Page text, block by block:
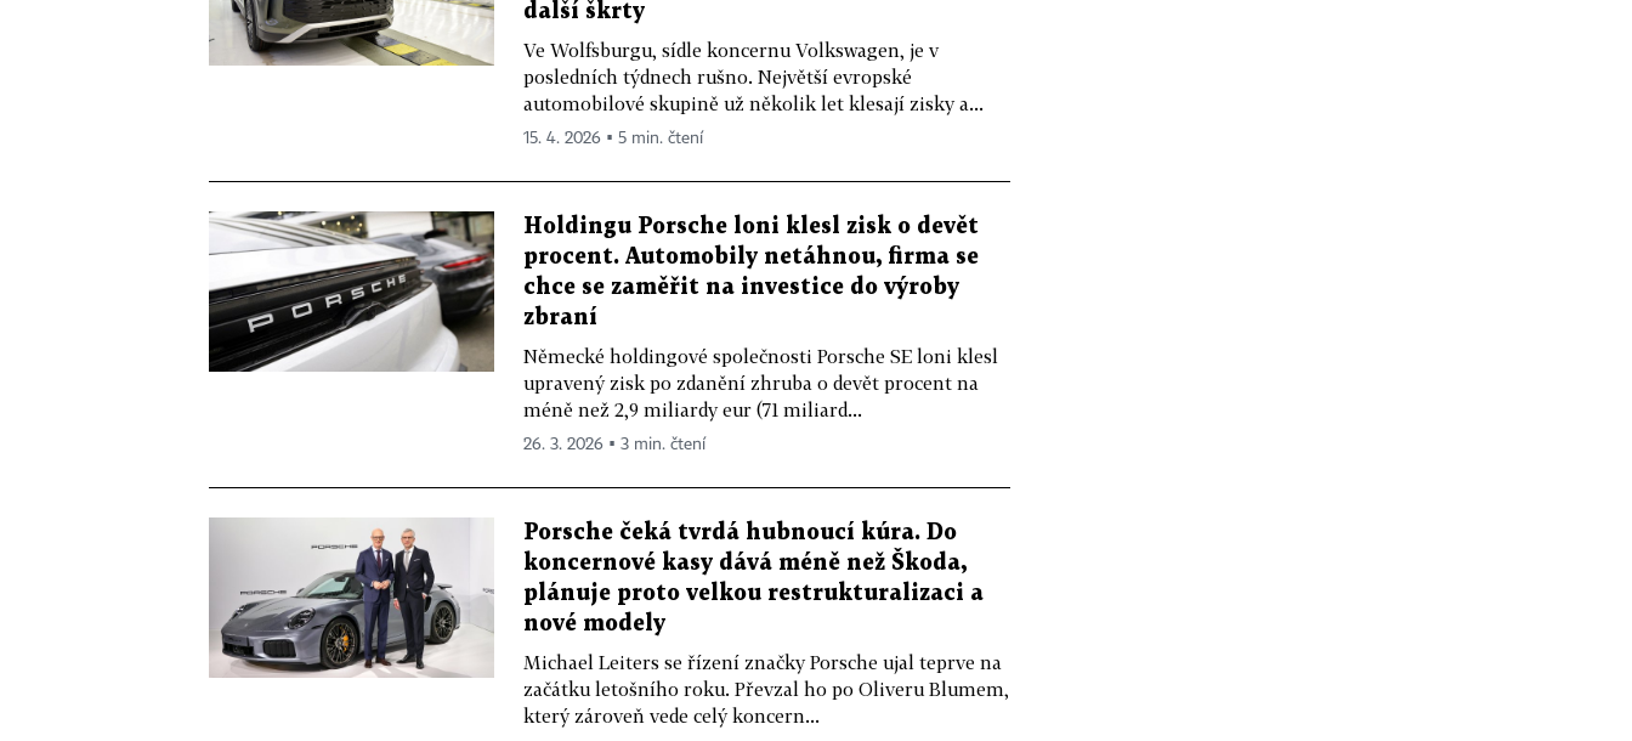
další škrty
Ve Wolfsburgu, sídle koncernu Volkswagen, je v
posledních týdnech rušno. Největší evropské
automobilové skupině už několik let klesají zisky a...
15. 4. 2026 ▪ 5 min. čtení
Holdingu Porsche loni klesl zisk o devět
procent. Automobily netáhnou, firma se
chce se zaměřit na investice do výroby
zbraní
Německé holdingové společnosti Porsche SE loni klesl
upravený zisk po zdanění zhruba o devět procent na
méně než 2,9 miliardy eur (71 miliard...
26. 3. 2026 ▪ 3 min. čtení
Porsche čeká tvrdá hubnoucí kúra. Do
koncernové kasy dává méně než Škoda,
plánuje proto velkou restrukturalizaci a
nové modely
Michael Leiters se řízení značky Porsche ujal teprve na
začátku letošního roku. Převzal ho po Oliveru Blumem,
který zároveň vede celý koncern...